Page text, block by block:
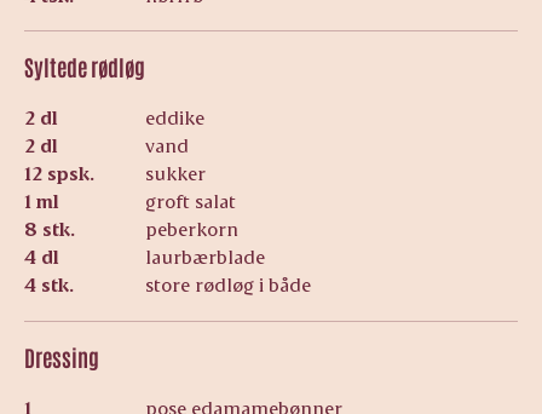
Syltede rødløg
2 dl
eddike
2 dl
vand
12 spsk.
sukker
1 ml
groft salat
8 stk.
peberkorn
4 dl
laurbærblade
4 stk.
store rødløg i både
Dressing
1
pose edamamebønner